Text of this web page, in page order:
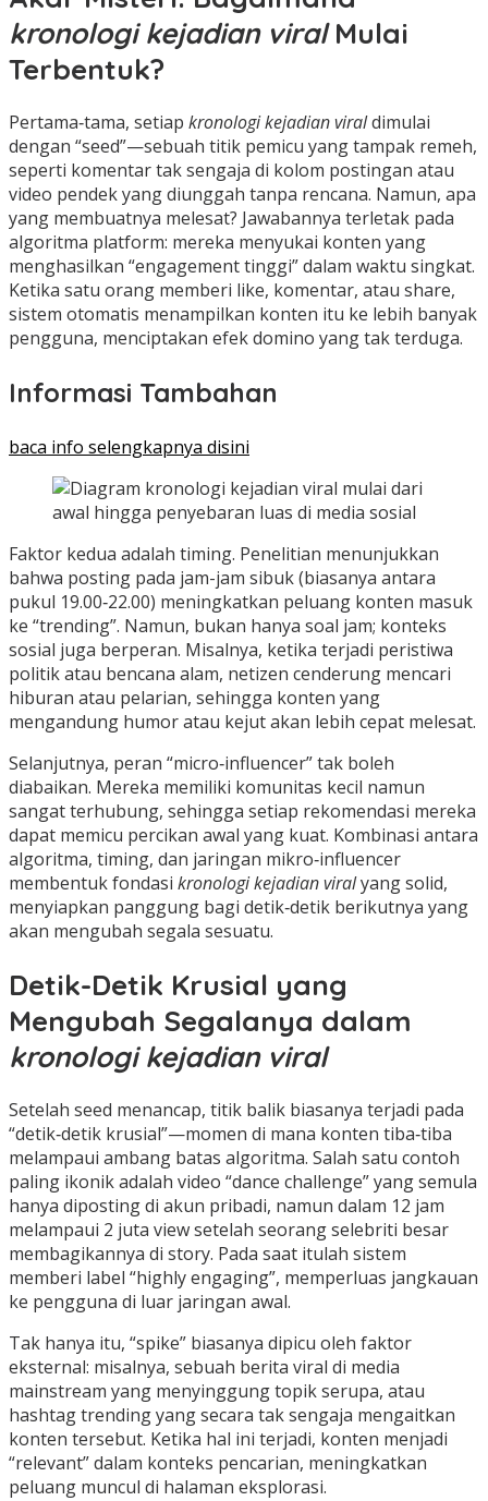
kronologi kejadian viralMulai
Terbentuk?
Pertama‑tama, setiap kronologi kejadian viraldimulai
dengan “seed”—sebuah titik pemicu yang tampak remeh,
seperti komentar tak sengaja di kolom postingan atau
video pendek yang diunggah tanpa rencana. Namun, apa
yang membuatnya melesat? Jawabannya terletak pada
algoritma platform: mereka menyukai konten yang
menghasilkan “engagement tinggi” dalam waktu singkat.
Ketika satu orang memberi like, komentar, atau share,
sistem otomatis menampilkan konten itu ke lebih banyak
pengguna, menciptakan efek domino yang tak terduga.
Informasi Tambahan
baca info selengkapnya disini
Faktor kedua adalah timing. Penelitian menunjukkan
bahwa posting pada jam-jam sibuk (biasanya antara
pukul 19.00‑22.00) meningkatkan peluang konten masuk
ke “trending”. Namun, bukan hanya soal jam; konteks
sosial juga berperan. Misalnya, ketika terjadi peristiwa
politik atau bencana alam, netizen cenderung mencari
hiburan atau pelarian, sehingga konten yang
mengandung humor atau kejut akan lebih cepat melesat.
Selanjutnya, peran “micro‑influencer” tak boleh
diabaikan. Mereka memiliki komunitas kecil namun
sangat terhubung, sehingga setiap rekomendasi mereka
dapat memicu percikan awal yang kuat. Kombinasi antara
algoritma, timing, dan jaringan mikro‑influencer
membentuk fondasi kronologi kejadian viralyang solid,
menyiapkan panggung bagi detik‑detik berikutnya yang
akan mengubah segala sesuatu.
Detik-Detik Krusial yang
Mengubah Segalanya dalam
kronologi kejadian viral
Setelah seed menancap, titik balik biasanya terjadi pada
“detik‑detik krusial”—momen di mana konten tiba‑tiba
melampaui ambang batas algoritma. Salah satu contoh
paling ikonik adalah video “dance challenge” yang semula
hanya diposting di akun pribadi, namun dalam 12 jam
melampaui 2 juta view setelah seorang selebriti besar
membagikannya di story. Pada saat itulah sistem
memberi label “highly engaging”, memperluas jangkauan
ke pengguna di luar jaringan awal.
Tak hanya itu, “spike” biasanya dipicu oleh faktor
eksternal: misalnya, sebuah berita viral di media
mainstream yang menyinggung topik serupa, atau
hashtag trending yang secara tak sengaja mengaitkan
konten tersebut. Ketika hal ini terjadi, konten menjadi
“relevant” dalam konteks pencarian, meningkatkan
peluang muncul di halaman eksplorasi.